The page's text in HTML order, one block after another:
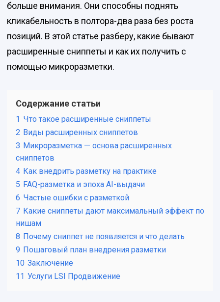
больше внимания. Они способны поднять
кликабельность в полтора-два раза без роста
позиций. В этой статье разберу, какие бывают
расширенные сниппеты и как их получить с
помощью микроразметки.
Содержание статьи
1 Что такое расширенные сниппеты
2 Виды расширенных сниппетов
3 Микроразметка — основа расширенных
сниппетов
4 Как внедрить разметку на практике
5 FAQ-разметка и эпоха AI-выдачи
6 Частые ошибки с разметкой
7 Какие сниппеты дают максимальный эффект по
нишам
8 Почему сниппет не появляется и что делать
9 Пошаговый план внедрения разметки
10 Заключение
11 Услуги LSI Продвижение